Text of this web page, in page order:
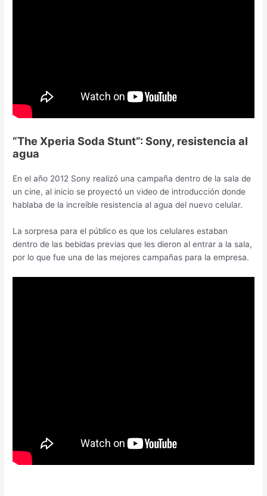
“The Xperia Soda Stunt”: Sony, resistencia al
agua
En el año 2012 Sony realizó una campaña dentro de la sala de
un cine, al inicio se proyectó un video de introducción donde
hablaba de la increíble resistencia al agua del nuevo celular.
La sorpresa para el público es que los celulares estaban
dentro de las bebidas previas que les dieron al entrar a la sala,
por lo que fue una de las mejores campañas para la empresa.